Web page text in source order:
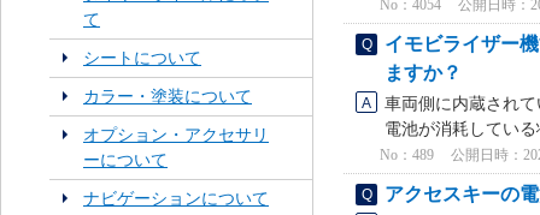
て
シートについて
カラー・塗装について
オプション・アクセサリ
ーについて
ナビゲーションについて
No：4054 公開日時：
イモビライザー
ますか？
車両側に内蔵され
電池が消耗してい
No：489 公開日時：
アクセスキーの